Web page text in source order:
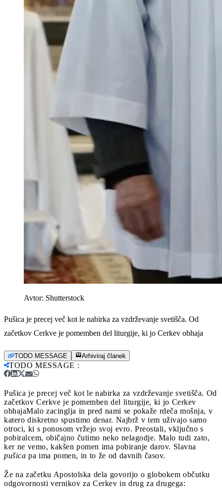
Avtor: Shutterstock
Pušica je precej več kot le nabirka za vzdrževanje svetišča. Od
začetkov Cerkve je pomemben del liturgije, ki jo Cerkev obhaja
TODO MESSAGE Arhiviraj članek
TODO MESSAGE :
Pušica je precej več kot le nabirka za vzdrževanje svetišča. Od
začetkov Cerkve je pomemben del liturgije, ki jo Cerkev
obhajaMalo zacinglja in pred nami se pokaže rdeča mošnja, v
katero diskretno spustimo denar. Najbrž v tem uživajo samo
otroci, ki s ponosom vržejo svoj evro. Preostali, vključno s
pobiralcem, običajno čutimo neko nelagodje. Malo tudi zato,
ker ne vemo, kakšen pomen ima pobiranje darov. Slavna
pušica pa ima pomen, in to že od davnih časov.
Že na začetku Apostolska dela govorijo o globokem občutku
odgovornosti vernikov za Cerkev in drug za drugega: